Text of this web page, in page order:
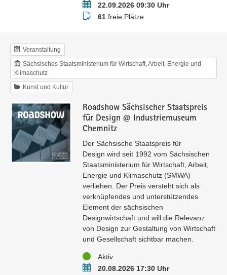
Termin22.09.2026 09:30 Uhr
Buchungsstatus
61freie Plätze
Veranstaltung
Sächsisches Staatsministerium für Wirtschaft, Arbeit, Energie und
Klimaschutz
Kunst und Kultur
Roadshow Sächsischer Staatspreis
für Design @ Industriemuseum
Chemnitz
Der Sächsische Staatspreis für
Design wird seit 1992 vom Sächsischen
Staatsministerium für Wirtschaft, Arbeit,
Energie und Klimaschutz (SMWA)
verliehen. Der Preis versteht sich als
verknüpfendes und unterstützendes
Element der sächsischen
Designwirtschaft und will die Relevanz
von Design zur Gestaltung von Wirtschaft
und Gesellschaft sichtbar machen.
StatusAktiv
Termin20.08.2026 17:30 Uhr